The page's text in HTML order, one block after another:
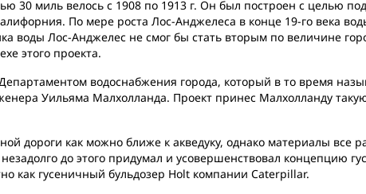
30 миль велось с 1908 по 1913 г. Он был построен с целью
По мере роста Лос-Анджелеса в конце 19-го века
воды Лос-Анджелес не смог бы стать вторым по величине
этого проекта.
водоснабжения города, который в то время
Уильяма Малхолланда. Проект принес Малхолланду
дороги как можно ближе к акведуку, однако материалы все
до этого придумал и усовершенствовал концепцию
как гусеничный бульдозер Holt компании Caterpillar.